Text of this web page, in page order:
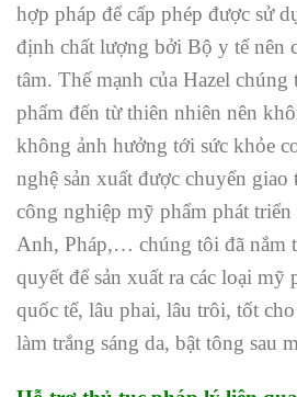
hợp pháp để cấp phép được sử
định chất lượng bởi Bộ y tế nên
tâm. Thế mạnh của Hazel chúng
phẩm đến từ thiên nhiên nên
không ảnh hưởng tới sức khỏe
nghệ sản xuất được chuyển giao
công nghiệp mỹ phẩm phát
Anh, Pháp,… chúng tôi đã nắm
quyết để sản xuất ra các loại mỹ
quốc tế, lâu phai, lâu trôi, tốt
làm trắng sáng da, bật tông sau